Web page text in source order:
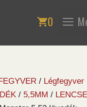
0
/ Légfegyver
/ 5,5MM /